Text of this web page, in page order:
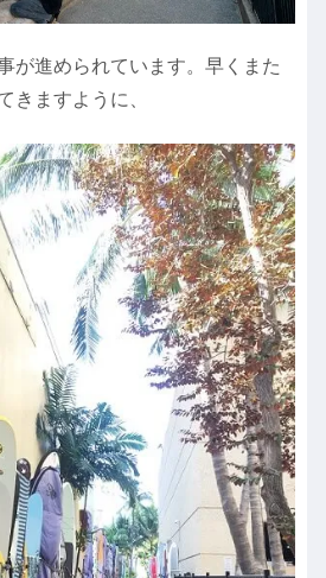
が進められています。早くまた
きますように、